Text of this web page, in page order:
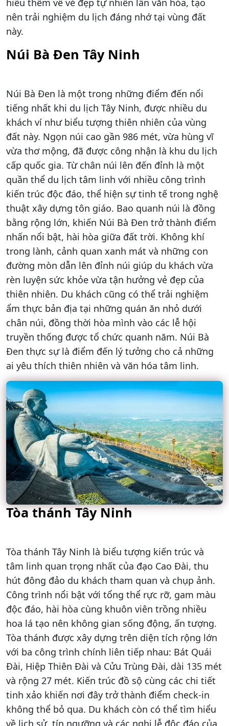
hiểu thêm về vẻ đẹp tự nhiên lẫn văn hóa, tạo
nên trải nghiệm du lịch đáng nhớ tại vùng đất
này.
Núi Bà Đen Tây Ninh
Núi Bà Đen là một trong những điểm đến nổi
tiếng nhất khi du lịch Tây Ninh, được nhiều du
khách ví như biểu tượng thiên nhiên của vùng
đất này. Ngọn núi cao gần 986 mét, vừa hùng vĩ
vừa thơ mộng, đã được công nhận là khu du lịch
cấp quốc gia. Từ chân núi lên đến đỉnh là một
quần thể du lịch tâm linh với nhiều công trình
kiến trúc độc đáo, thể hiện sự tinh tế trong nghệ
thuật xây dựng tôn giáo. Bao quanh núi là đồng
bằng rộng lớn, khiến Núi Bà Đen trở thành điểm
nhấn nổi bật, hài hòa giữa đất trời. Không khí
trong lành, cảnh quan xanh mát và những con
đường mòn dẫn lên đỉnh núi giúp du khách vừa
rèn luyện sức khỏe vừa tận hưởng vẻ đẹp của
thiên nhiên. Du khách cũng có thể trải nghiệm
ẩm thực bản địa tại những quán ăn nhỏ dưới
chân núi, đồng thời hòa mình vào các lễ hội
truyền thống được tổ chức quanh năm. Núi Bà
Đen thực sự là điểm đến lý tưởng cho cả những
ai yêu thích thiên nhiên và văn hóa tâm linh.
Tòa thánh Tây Ninh
Tòa thánh Tây Ninh là biểu tượng kiến trúc và
tâm linh quan trọng nhất của đạo Cao Đài, thu
hút đông đảo du khách tham quan và chụp ảnh.
Công trình nổi bật với tổng thể rực rỡ, gam màu
độc đáo, hài hòa cùng khuôn viên trồng nhiều
hoa lá tạo nên không gian sống động, ấn tượng.
Tòa thánh được xây dựng trên diện tích rộng lớn
với ba công trình chính liên tiếp nhau: Bát Quái
Đài, Hiệp Thiên Đài và Cửu Trùng Đài, dài 135 mét
và rộng 27 mét. Kiến trúc đồ sộ cùng các chi tiết
tinh xảo khiến nơi đây trở thành điểm check-in
không thể bỏ qua. Du khách còn có thể tìm hiểu